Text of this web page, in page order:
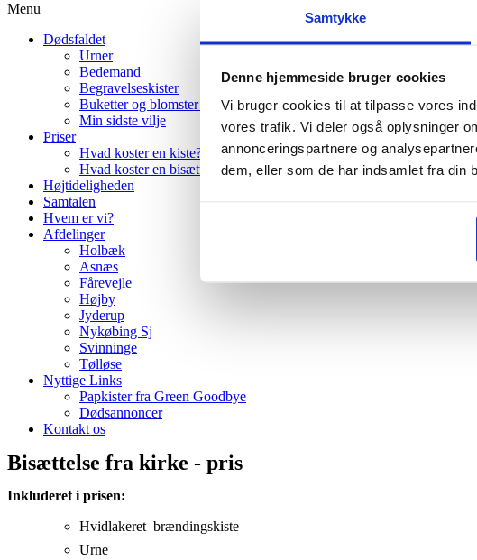
Samtykke
Denne hjemmeside bruger cookies
Vi bruger cookies til at tilpasse vores
vores trafik. Vi deler også oplysninger
annonceringspartnere og
dem, eller som de har indsamlet fra din
Menu
Dødsfaldet
Urner
Bedemand
Begravelseskister
Buketter og blomster til begravelse
Min sidste vilje
Priser
Hvad koster en kiste?
Hvad koster en bisættelse/begravelse?
Højtideligheden
Samtalen
Hvem er vi?
Afdelinger
Holbæk
Asnæs
Fårevejle
Højby
Jyderup
Nykøbing Sj
Svinninge
Tølløse
Nyttige Links
Papkister fra Green Goodbye
Dødsannoncer
Kontakt os
Bisættelse fra kirke - pris
Inkluderet i prisen:
Hvidlakeret brændingskiste
Urne